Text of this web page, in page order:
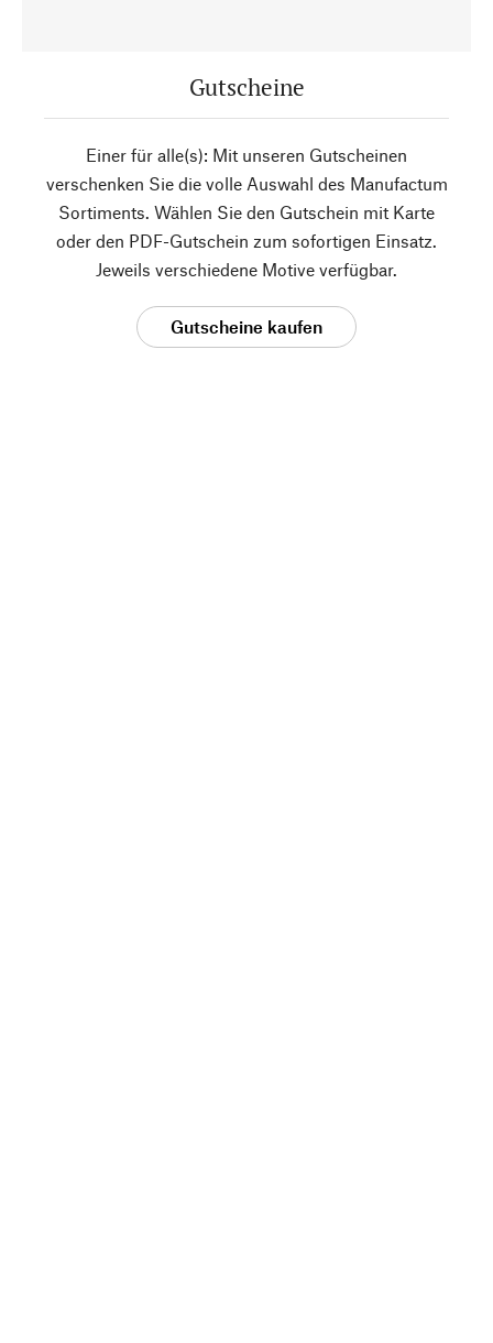
Gutscheine
Einer für alle(s): Mit unseren Gutscheinen
verschenken Sie die volle Auswahl des Manufactum
Sortiments. Wählen Sie den Gutschein mit Karte
oder den PDF-Gutschein zum sofortigen Einsatz.
Jeweils verschiedene Motive verfügbar.
Gutscheine kaufen